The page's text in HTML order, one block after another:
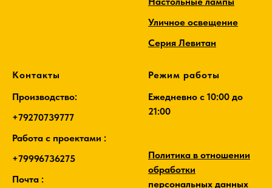
Уличное освещение
Серия Левитан
Контакты
Производство:
+79270739777
Работа с проектами :
+79996736275
Почта :
Режим работы
Ежедневно c 10:00 до
21:00
Политика в отношении
обработки
персональных данных